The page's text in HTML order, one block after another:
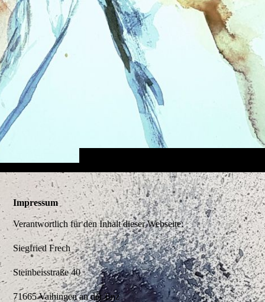
Impressum
Verantwortlich für den Inhalt dieser Webseite:
Siegfried Frech
Steinbeisstraße 40
71665 Vaihingen an der Enz